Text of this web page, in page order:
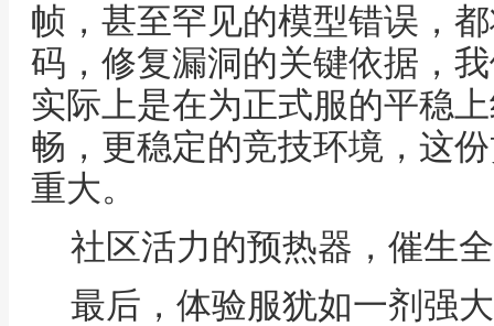
帧，甚至罕见的模型错误，
码，修复漏洞的关键依据，
实际上是在为正式服的平稳
畅，更稳定的竞技环境，这
重大。
社区活力的预热器，催生
最后，体验服犹如一剂强